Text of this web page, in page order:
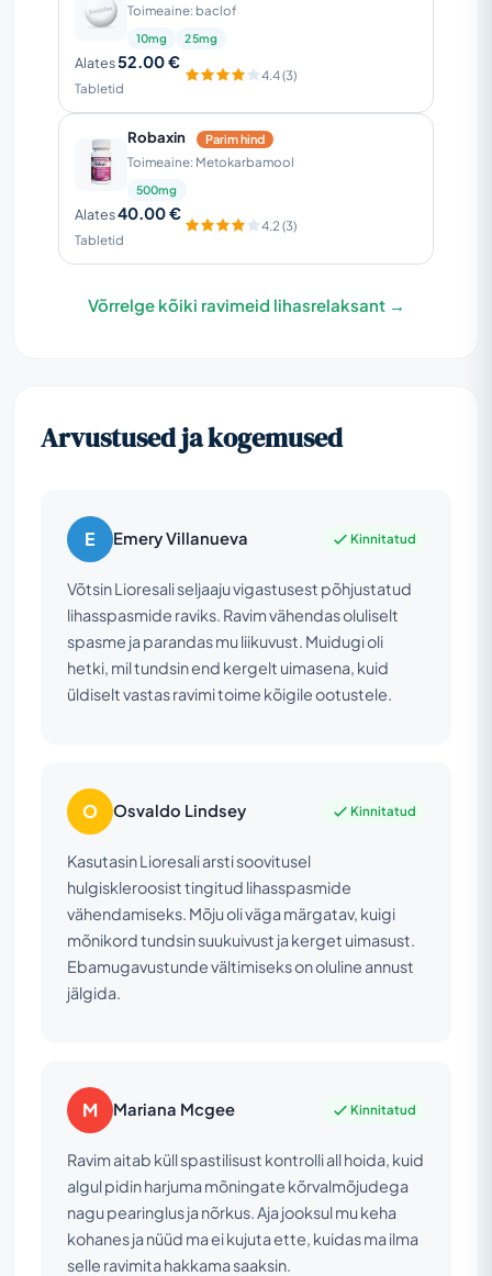
Toimeaine: baclof
10mg 25mg
Alates52.00 €
Tabletid
4.4 (3)
Robaxin Parim hind
Toimeaine: Metokarbamool
500mg
Alates40.00 €
Tabletid
4.2 (3)
Võrrelge kõiki ravimeid lihasrelaksant →
Arvustused ja kogemused
E Emery Villanueva Kinnitatud
Võtsin Lioresali seljaaju vigastusest põhjustatud
lihasspasmide raviks. Ravim vähendas oluliselt
spasme ja parandas mu liikuvust. Muidugi oli
hetki, mil tundsin end kergelt uimasena, kuid
üldiselt vastas ravimi toime kõigile ootustele.
O Osvaldo Lindsey Kinnitatud
Kasutasin Lioresali arsti soovitusel
hulgiskleroosist tingitud lihasspasmide
vähendamiseks. Mõju oli väga märgatav, kuigi
mõnikord tundsin suukuivust ja kerget uimasust.
Ebamugavustunde vältimiseks on oluline annust
jälgida.
M Mariana Mcgee Kinnitatud
Ravim aitab küll spastilisust kontrolli all hoida, kuid
algul pidin harjuma mõningate kõrvalmõjudega
nagu pearinglus ja nõrkus. Aja jooksul mu keha
kohanes ja nüüd ma ei kujuta ette, kuidas ma ilma
selle ravimita hakkama saaksin.